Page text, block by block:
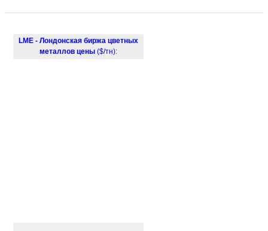
LME - Лондонская биржа цветных
металлов цены ($/тн):